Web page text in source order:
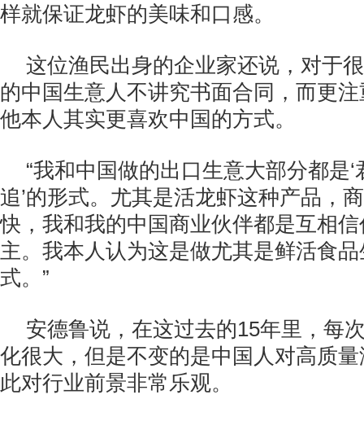
样就保证龙虾的美味和口感。
这位渔民出身的企业家还说，对于
的中国生意人不讲究书面合同，而更
他本人其实更喜欢中国的方式。
“我和中国做的出口生意大部分都是
追’的形式。尤其是活龙虾这种产品，
快，我和我的中国商业伙伴都是互相
主。我本人认为这是做尤其是鲜活食
式。”
安德鲁说，在这过去的15年里，每
化很大，但是不变的是中国人对高质
此对行业前景非常乐观。